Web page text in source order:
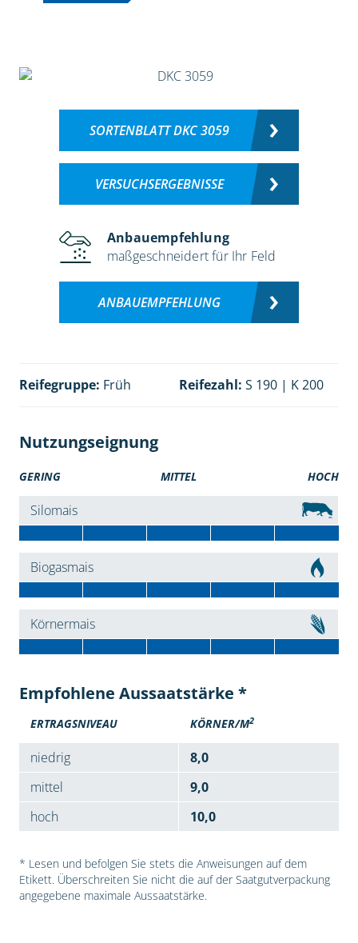
SORTENBLATT DKC 3059
VERSUCHSERGEBNISSE
Anbauempfehlung
maßgeschneidert für Ihr Feld
ANBAUEMPFEHLUNG
Reifegruppe: Früh Reifezahl: S 190 | K 200
Nutzungseignung
GERING MITTEL HOCH
Silomais
Biogasmais
Körnermais
Empfohlene Aussaatstärke *
ERTRAGSNIVEAU KÖRNER/M2
niedrig
8,0
mittel
9,0
hoch
10,0
* Lesen und befolgen Sie stets die Anweisungen auf dem
Etikett. Überschreiten Sie nicht die auf der Saatgutverpackung
angegebene maximale Aussaatstärke.